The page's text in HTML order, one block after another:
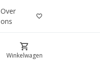
Over
ons
favorite_border
shopping_cart
Winkelwagen